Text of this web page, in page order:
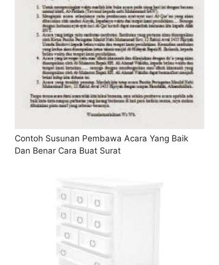
Contoh Susunan Pembawa Acara Yang Baik
Dan Benar Cara Buat Surat